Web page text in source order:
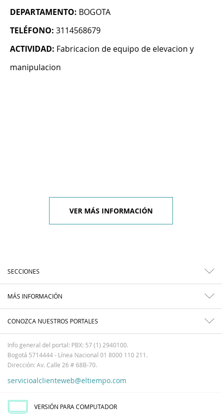
DEPARTAMENTO: BOGOTA
TELÉFONO: 3114568679
ACTIVIDAD: Fabricacion de equipo de elevacion y
manipulacion
VER MÁS INFORMACIÓN
SECCIONES
MÁS INFORMACIÓN
CONOZCA NUESTROS PORTALES
Info general del portal: PBX: 57 (1) 2940100.
Bogotá 5714444 - Línea Nacional 01 8000 110 211.
Dirección: Av. Calle 26 # 68B-70.
servicioalclienteweb@eltiempo.com
VERSIÓN PARA COMPUTADOR